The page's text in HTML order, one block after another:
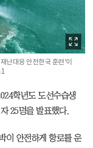
난대응 안전한국 훈련'이
학년도 도선수습생
25명을 발표했다.
이 안전하게 항로를 운